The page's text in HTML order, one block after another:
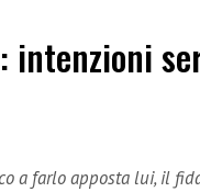
intenzioni
a farlo apposta lui, il